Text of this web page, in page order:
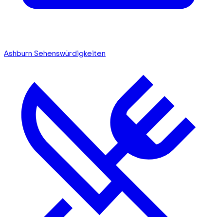
Ashburn Sehenswürdigkeiten